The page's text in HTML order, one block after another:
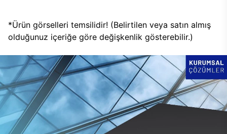
*Ürün görselleri temsilidir! (Belirtilen veya satın almış
olduğunuz içeriğe göre değişkenlik gösterebilir.)